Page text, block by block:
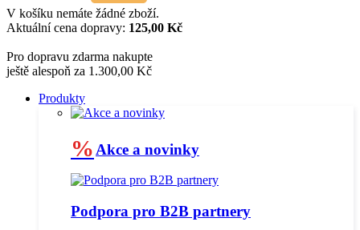
V košíku nemáte žádné zboží.
Aktuální cena dopravy: 125,00 Kč
Pro dopravu zdarma nakupte
ještě alespoň za 1.300,00 Kč
Produkty
% Akce a novinky
Podpora pro B2B partnery